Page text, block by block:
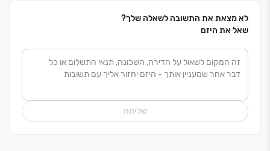
החלה בביצוע פרויקטים לבניה פרטית באזור חדרה ויישובי
פרויקטים גדולים למגורים. הקו הייחודי, העיצוב המוקפד,
היחס האישי, התכנון חסר הפשרות והביצוע האיכותי -
ולבצע.
לא מצאת את התשובה לשאלה שלך?
שאל את היזם
שליחה